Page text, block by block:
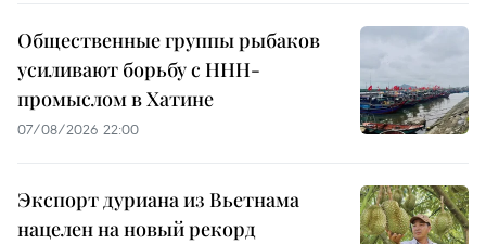
Общественные группы рыбаков
усиливают борьбу с ННН-
промыслом в Хатине
07/08/2026 22:00
Экспорт дуриана из Вьетнама
нацелен на новый рекорд